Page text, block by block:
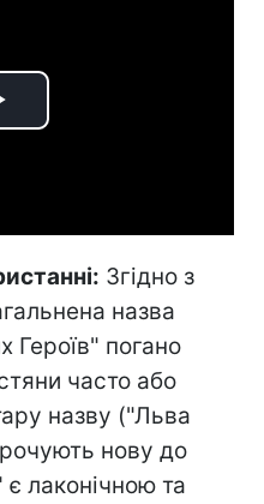
Згідно з
назва
Героїв" погано
часто або
назву ("Льва
нову до
лаконічною та